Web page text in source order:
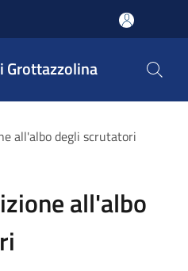
Grottazzolina
all'albo degli scrutatori
all'albo